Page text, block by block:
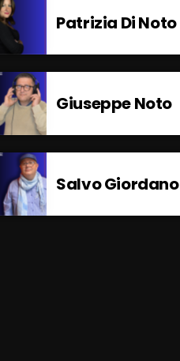
Patrizia Di Noto
Giuseppe Noto
Salvo Giordano